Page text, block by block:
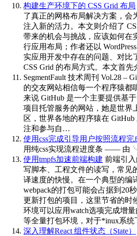
构建生产环境下的 CSS Grid 布局
了真正的网格布局解决方案，会
注入新的活力。本文则介绍了
带来的机会与挑战，应该如何在
行应用布局；作者还以
实应用开发中存在的问题、对比
CSS Grid 的布局方式。本文首
SegmentFault 技术周刊 Vol.28 –
的交友网站相信每一个程序猿都
来说 GitHub 是一个主要提供基
项目托管服务的网站，她是世界
区，世界各地的程序猿在
注和参与自…
使用css完成引导用户按照流程
用纯css实现流程进度条 —— 由
使用tmpfs加速前端构建 前端引
写脚本、工程文件的读写，常见
译速度的快慢。在一个典型的编
webpack的打包可能会占据到20
更新打包的项目，这里节省的时
环境可以应用watch选项完成增
等全量打包环境，对于*inux系
深入理解React 组件状态（State）